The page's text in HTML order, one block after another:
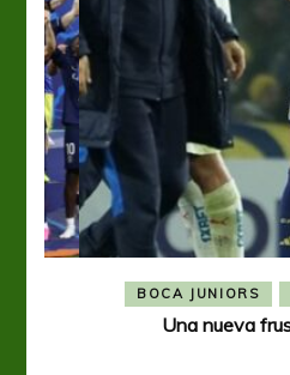
BOCA JUNIORS
Una nueva